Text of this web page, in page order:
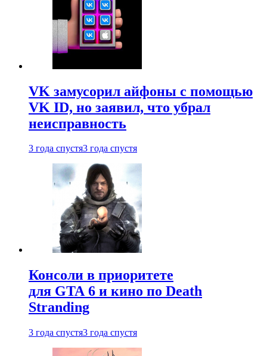
VK замусорил айфоны с помощью
VK ID, но заявил, что убрал
неисправность
3 года спустя3 года спустя
Консоли в приоритете
для GTA 6 и кино по Death
Stranding
3 года спустя3 года спустя